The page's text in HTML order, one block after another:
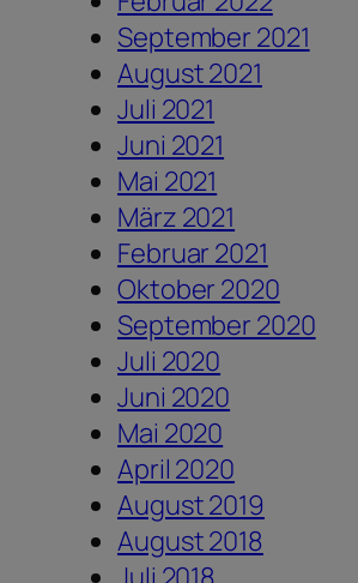
September 2021
August 2021
Juli 2021
Juni 2021
Mai 2021
März 2021
Februar 2021
Oktober 2020
September 2020
Juli 2020
Juni 2020
Mai 2020
April 2020
August 2019
August 2018